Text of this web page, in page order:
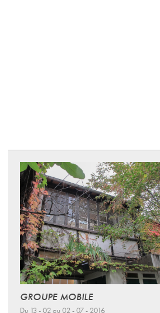
GROUPE MOBILE
Du 13 - 02 au 02 - 07 - 2016